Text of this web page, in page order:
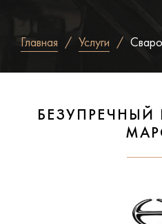
Главная Услуги
БЕЗУПРЕЧНЫЙ